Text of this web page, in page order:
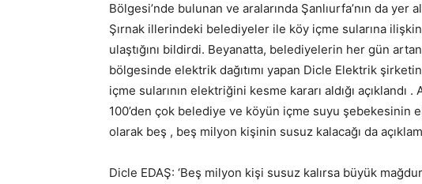
Bölgesi’nde bulunan ve aralarında Şanlıurfa’nın da yer
Şırnak illerindeki belediyeler ile köy içme sularına
ulaştığını bildirdi. Beyanatta, belediyelerin her gün
bölgesinde elektrik dağıtımı yapan Dicle Elektrik
içme sularının elektriğini kesme kararı aldığı
100’den çok belediye ve köyün içme suyu şebekesinin
olarak beş , beş milyon kişinin susuz kalacağı da
Dicle EDAŞ: ‘Beş milyon kişi susuz kalırsa büyük